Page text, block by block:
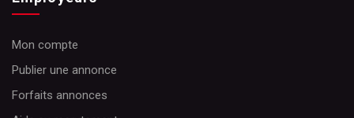
Mon compte
Publier une annonce
Forfaits annonces